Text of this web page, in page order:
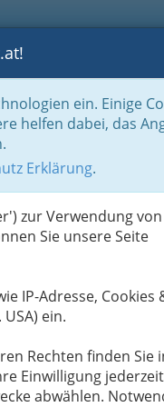
BRANCHEN
ein. Einige
helfen dabei, das
Erklärung.
zur Verwendung von
Sie unsere Seite
IP-Adresse, Cookies
ein.
Rechten finden Sie
Einwilligung jederzeit
abwählen.
für Freizeitaktivitäten